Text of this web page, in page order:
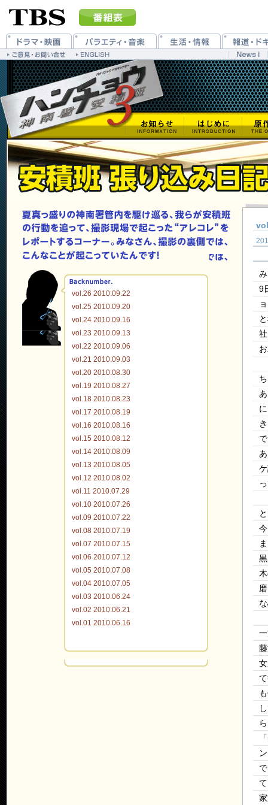
vol.26 2010.09.22
vol.25 2010.09.20
vol.24 2010.09.16
vol.23 2010.09.13
vol.22 2010.09.06
vol.21 2010.09.03
vol.20 2010.08.30
vol.19 2010.08.27
vol.18 2010.08.23
vol.17 2010.08.19
vol.16 2010.08.16
vol.15 2010.08.12
vol.14 2010.08.09
vol.13 2010.08.05
vol.12 2010.08.02
vol.11 2010.07.29
vol.10 2010.07.26
vol.09 2010.07.22
vol.08 2010.07.19
vol.07 2010.07.15
vol.06 2010.07.12
vol.05 2010.07.08
vol.04 2010.07.05
vol.03 2010.06.24
vol.02 2010.06.21
vol.01 2010.06.16
9